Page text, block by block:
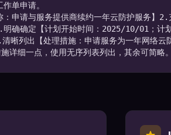
作单申请。
申请与服务提供商续约一年云防护服务】
确确定【计划开始时间：2025/10/01；
晰列出【处理措施：申请服务为一年网络
详细一点，使用无序列表列出，其余可简略。